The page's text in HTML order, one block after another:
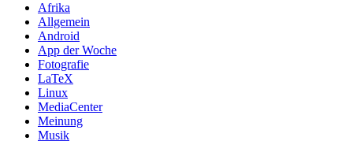
Afrika
Allgemein
Android
App der Woche
Fotografie
LaTeX
Linux
MediaCenter
Meinung
Musik